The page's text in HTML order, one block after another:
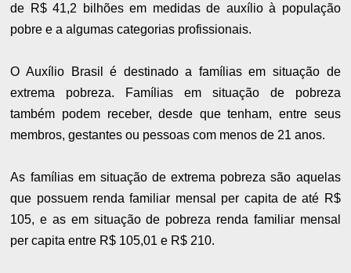
de R$ 41,2 bilhões em medidas de auxílio à população
pobre e a algumas categorias profissionais.
O Auxílio Brasil é destinado a famílias em situação de
extrema pobreza. Famílias em situação de pobreza
também podem receber, desde que tenham, entre seus
membros, gestantes ou pessoas com menos de 21 anos.
As famílias em situação de extrema pobreza são aquelas
que possuem renda familiar mensal per capita de até R$
105, e as em situação de pobreza renda familiar mensal
per capita entre R$ 105,01 e R$ 210.